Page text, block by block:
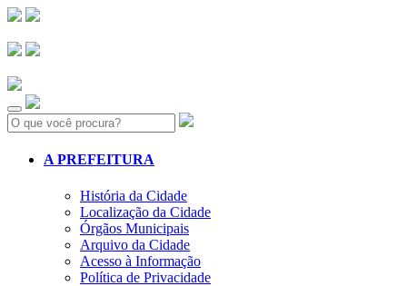
Search:
A PREFEITURA
História da Cidade
Localização da Cidade
Órgãos Municipais
Arquivo da Cidade
Acesso à Informação
Política de Privacidade